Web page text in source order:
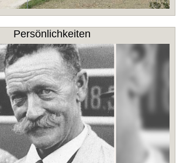
Persönlichkeiten